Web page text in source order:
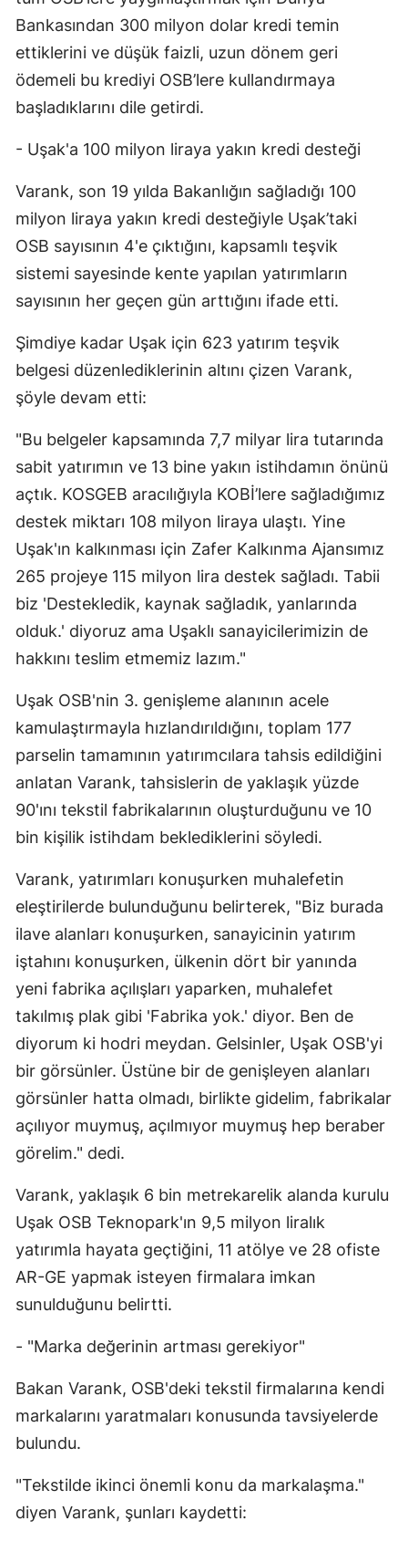
Yalova
Karabük
Osmaniye
Düzce
Bankasından 300 milyon dolar kredi temin
ettiklerini ve düşük faizli, uzun dönem geri
ödemeli bu krediyi OSB’lere kullandırmaya
başladıklarını dile getirdi.
- Uşak'a 100 milyon liraya yakın kredi desteği
Varank, son 19 yılda Bakanlığın sağladığı 100
milyon liraya yakın kredi desteğiyle Uşak’taki
OSB sayısının 4'e çıktığını, kapsamlı teşvik
sistemi sayesinde kente yapılan yatırımların
sayısının her geçen gün arttığını ifade etti.
Şimdiye kadar Uşak için 623 yatırım teşvik
belgesi düzenlediklerinin altını çizen Varank,
şöyle devam etti:
"Bu belgeler kapsamında 7,7 milyar lira tutarında
sabit yatırımın ve 13 bine yakın istihdamın önünü
açtık. KOSGEB aracılığıyla KOBİ’lere sağladığımız
destek miktarı 108 milyon liraya ulaştı. Yine
Uşak'ın kalkınması için Zafer Kalkınma Ajansımız
265 projeye 115 milyon lira destek sağladı. Tabii
biz 'Destekledik, kaynak sağladık, yanlarında
olduk.' diyoruz ama Uşaklı sanayicilerimizin de
hakkını teslim etmemiz lazım."
Uşak OSB'nin 3. genişleme alanının acele
kamulaştırmayla hızlandırıldığını, toplam 177
parselin tamamının yatırımcılara tahsis edildiğini
anlatan Varank, tahsislerin de yaklaşık yüzde
90'ını tekstil fabrikalarının oluşturduğunu ve 10
bin kişilik istihdam beklediklerini söyledi.
Varank, yatırımları konuşurken muhalefetin
eleştirilerde bulunduğunu belirterek, "Biz burada
ilave alanları konuşurken, sanayicinin yatırım
iştahını konuşurken, ülkenin dört bir yanında
yeni fabrika açılışları yaparken, muhalefet
takılmış plak gibi 'Fabrika yok.' diyor. Ben de
diyorum ki hodri meydan. Gelsinler, Uşak OSB'yi
bir görsünler. Üstüne bir de genişleyen alanları
görsünler hatta olmadı, birlikte gidelim, fabrikalar
açılıyor muymuş, açılmıyor muymuş hep beraber
görelim." dedi.
Varank, yaklaşık 6 bin metrekarelik alanda kurulu
Uşak OSB Teknopark'ın 9,5 milyon liralık
yatırımla hayata geçtiğini, 11 atölye ve 28 ofiste
AR-GE yapmak isteyen firmalara imkan
sunulduğunu belirtti.
- "Marka değerinin artması gerekiyor"
Bakan Varank, OSB'deki tekstil firmalarına kendi
markalarını yaratmaları konusunda tavsiyelerde
bulundu.
"Tekstilde ikinci önemli konu da markalaşma."
diyen Varank, şunları kaydetti: